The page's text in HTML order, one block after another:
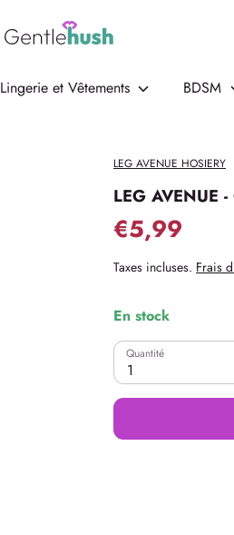
Lingerie et Vêtements BDSM
LEG AVENUE HOSIERY
LEG AVENUE
€5,99
Taxes incluses. Frais
En stock
Quantité
1